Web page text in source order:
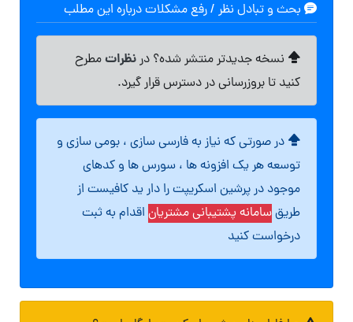
بحث و تبادل نظر / رفع مشکلات درباره این مطلب
نسخه جدیدتر منتشر شده؟ درنظراتمطرح
کنید تا بروزرسانی در دسترس قرار گیرد.
در صورتی که نیاز به فارسی سازی ، بومی سازی و
توسعه هر یک افزونه ها ، سورس ها و کدهای
موجود در پرشین اسکریپت را دار ید کافیست از
طریقسامانه پشتیبانی مشتریان اقدام به ثبت
درخواست کنید